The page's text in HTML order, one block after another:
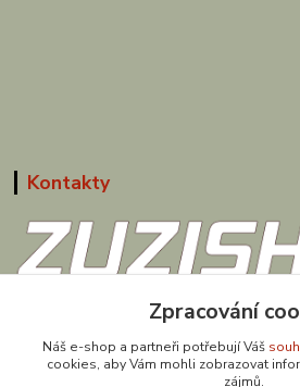
Kontakty
obchod@zuzishop.cz
Zpracování
Náš e-shop a partneři potřebují Váš
cookies, aby Vám mohli zobrazovat
zájmů.